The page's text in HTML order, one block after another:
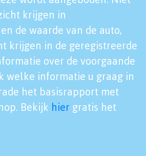
krijgen in
de waarde van de auto,
krijgen in de geregistreerde
over de voorgaande
welke informatie u graag in
het basisrapport met
Bekijk hier gratis het